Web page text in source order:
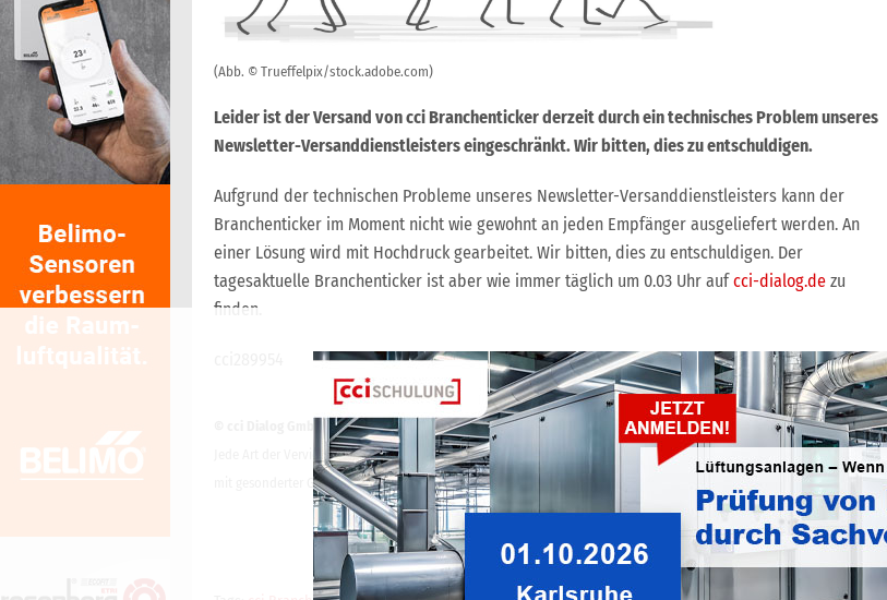
(Abb. © Trueffelpix/stock.adobe.com)
Leider ist der Versand von cci Branchenticker derzeit durch ein technisches Problem unseres
Newsletter-Versanddienstleisters eingeschränkt. Wir bitten, dies zu entschuldigen.
Aufgrund der technischen Probleme unseres Newsletter-Versanddienstleisters kann der
Branchenticker im Moment nicht wie gewohnt an jeden Empfänger ausgeliefert werden. An
einer Lösung wird mit Hochdruck gearbeitet. Wir bitten, dies zu entschuldigen. Der
tagesaktuelle Branchenticker ist aber wie immer täglich um 0.03 Uhr aufcci-dialog.de zu
finden.
Jede Art der Vervielfältigung, Verbreitung, öffentlichen Zugänglichmachung oder Bearbeitung, auch auszugsweise, ist nur
mit gesonderter Genehmigung der cci Dialog GmbH gestattet.